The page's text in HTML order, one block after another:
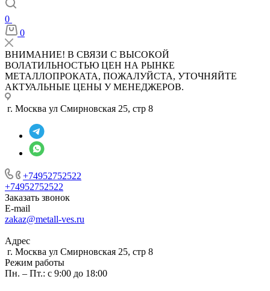
0
0
ВНИМАНИЕ! В СВЯЗИ С ВЫСОКОЙ
ВОЛАТИЛЬНОСТЬЮ ЦЕН НА РЫНКЕ
МЕТАЛЛОПРОКАТА, ПОЖАЛУЙСТА, УТОЧНЯЙТЕ
АКТУАЛЬНЫЕ ЦЕНЫ У МЕНЕДЖЕРОВ.
г. Москва ул Смирновская 25, стр 8
+74952752522
+74952752522
Заказать звонок
E-mail
zakaz@metall-ves.ru
Адрес
г. Москва ул Смирновская 25, стр 8
Режим работы
Пн. – Пт.: с 9:00 до 18:00